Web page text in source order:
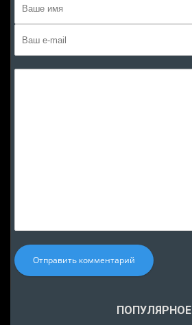
Отправить комментарий
ПОПУЛЯРНОЕ